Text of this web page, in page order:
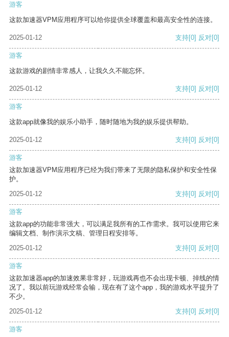
游客
这款加速器VPM应用程序可以给你提供全球覆盖和最高安全性的连接。
2025-01-12 支持[0] 反对[0]
游客
这款游戏的剧情非常感人，让我久久不能忘怀。
2025-01-12 支持[0] 反对[0]
游客
这款app就像我的娱乐小助手，随时随地为我的娱乐提供帮助。
2025-01-12 支持[0] 反对[0]
游客
这款加速器VPM应用程序已经为我们带来了无限的隐私保护和安全性保
护。
2025-01-12
支持[0] 反对[0]
游客
这款app的功能非常强大，可以满足我所有的工作需求。我可以使用它来
编辑文档、制作演示文稿、管理日程安排等。
2025-01-12
支持[0] 反对[0]
游客
这款加速器app的加速效果非常好，玩游戏再也不会出现卡顿、掉线的情
况了。我以前玩游戏经常会输，现在有了这个app，我的游戏水平提升了
不少。
2025-01-12
支持[0] 反对[0]
游客